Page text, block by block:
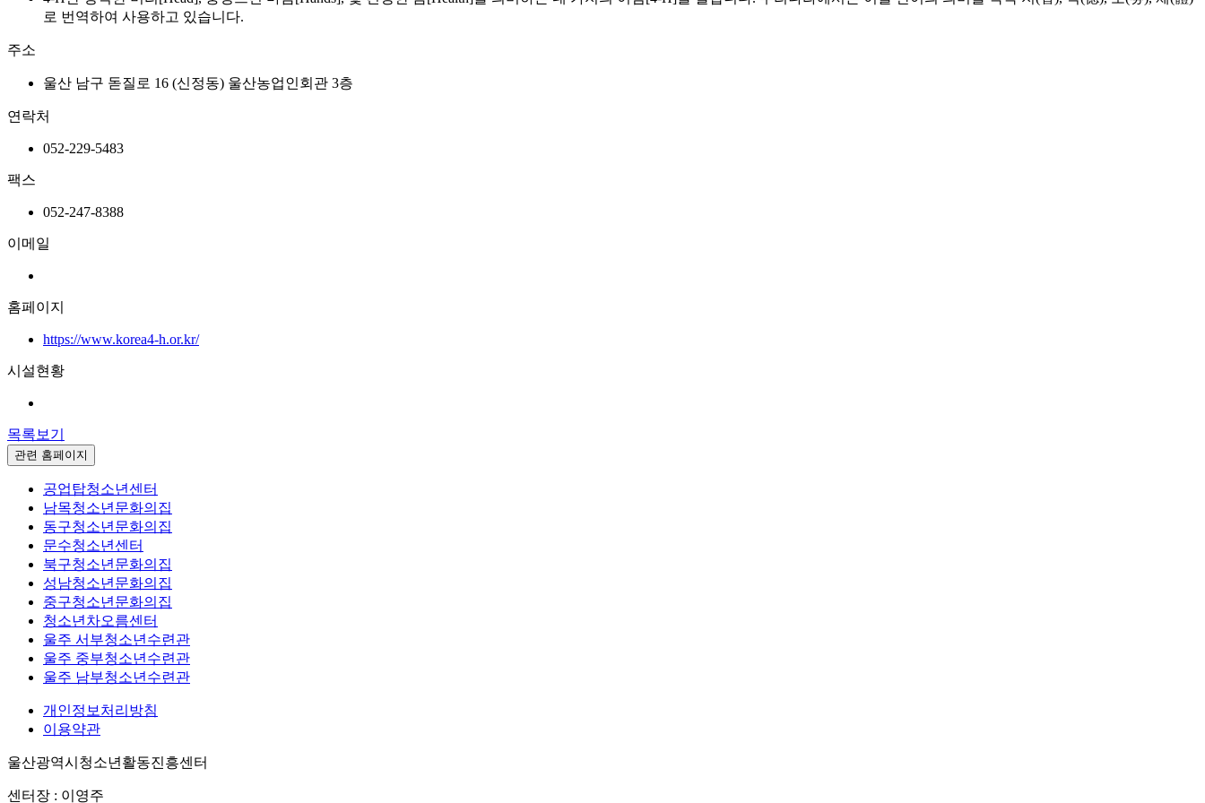
로 번역하여 사용하고 있습니다.
주소
울산 남구 돋질로 16 (신정동) 울산농업인회관 3층
연락처
052-229-5483
팩스
052-247-8388
이메일
홈페이지
https://www.korea4-h.or.kr/
시설현황
목록보기
관련 홈페이지
공업탑청소년센터
남목청소년문화의집
동구청소년문화의집
문수청소년센터
북구청소년문화의집
성남청소년문화의집
중구청소년문화의집
청소년차오름센터
울주 서부청소년수련관
울주 중부청소년수련관
울주 남부청소년수련관
개인정보처리방침
이용약관
울산광역시청소년활동진흥센터
센터장 : 이영주